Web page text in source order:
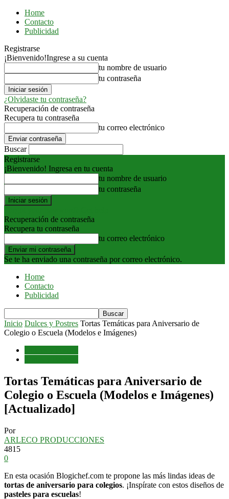
Home
Contacto
Publicidad
Registrarse
¡Bienvenido!Ingrese a su cuenta
tu nombre de usuario
tu contraseña
¿Olvidaste tu contraseña?
Recuperación de contraseña
Recupera tu contraseña
tu correo electrónico
Buscar
Registrarse
¡Bienvenido! Ingresa en tu cuenta
tu nombre de usuario
tu contraseña
Recuperación de contraseña
Recupera tu contraseña
tu correo electrónico
Se te ha enviado una contraseña por correo electrónico.
Home
Contacto
Publicidad
Inicio Dulces y Postres Tortas Temáticas para Aniversario de
Colegio o Escuela (Modelos e Imágenes)
Tortas Temáticas para Aniversario de
Colegio o Escuela (Modelos e Imágenes)
[Actualizado]
Por
ARLECO PRODUCCIONES
4815
0
En esta ocasión Blogichef.com te propone las más lindas ideas de
tortas de aniversario para colegios. ¡Inspírate con estos diseños de
pasteles para escuelas!